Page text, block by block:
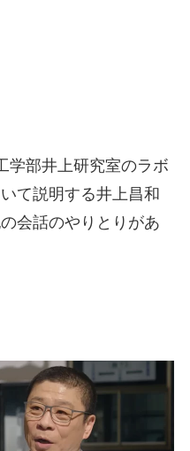
学部井上研究室のラボ
て説明する井上昌和
会話のやりとりがあ